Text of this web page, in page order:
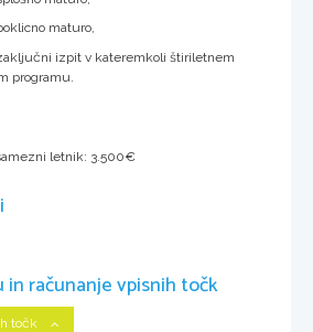
maturo,
izpit v kateremkoli štiriletnem
programu.
letnik: 3.500€
in računanje vpisnih točk
točk